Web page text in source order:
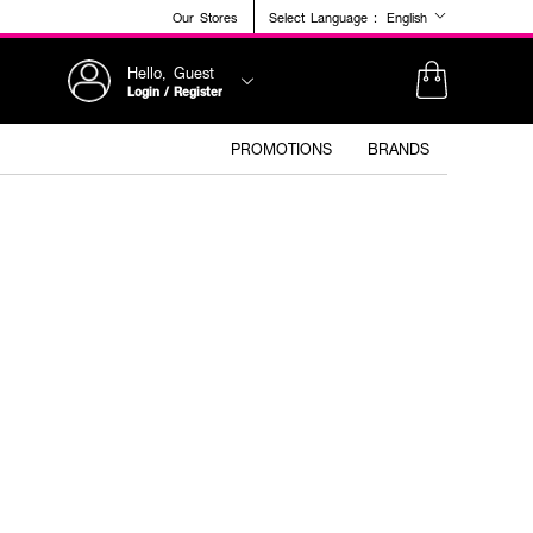
Our Stores Select Language : English
Hello, Guest
Login / Register
PROMOTIONS BRANDS